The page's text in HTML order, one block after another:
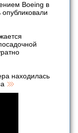
Boeing в
опубликовали
находилась